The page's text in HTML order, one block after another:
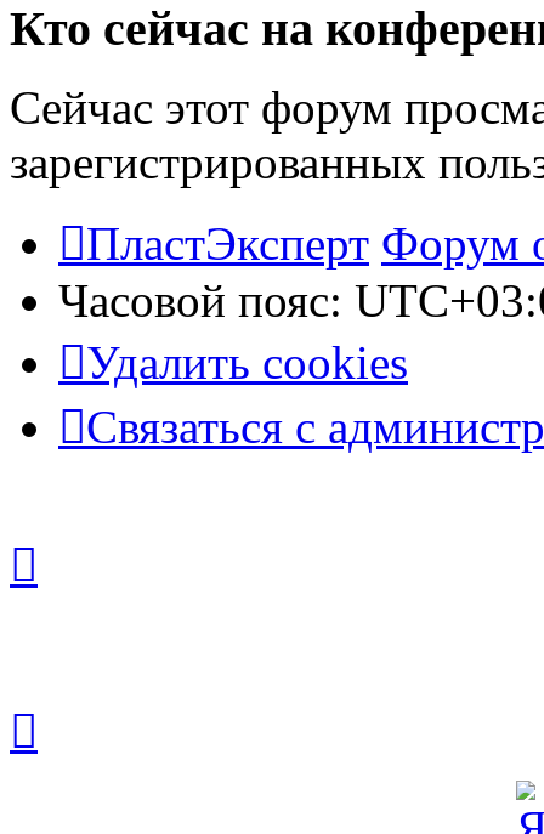
Кто сейчас на
Сейчас этот форум
зарегистрированных
ПластЭксперт Форум
Часовой пояс:
Удалить cookies
Связаться с